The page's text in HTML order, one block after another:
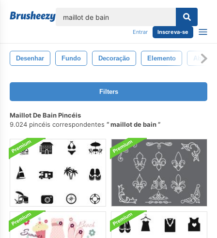
Entrar Inscreva-se
Desenhar Fundo Decoração Elemento
Filters
Maillot De Bain Pincéis
9.024 pincéis correspondentes
maillot de bain